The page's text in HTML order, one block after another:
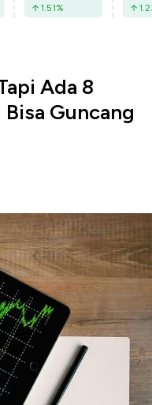
1.51%
Ada 8
Guncang